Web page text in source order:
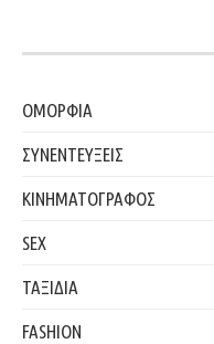
ΟΜΟΡΦΙΑ
ΣΥΝΕΝΤΕΥΞΕΙΣ
ΚΙΝΗΜΑΤΟΓΡΑΦΟΣ
SEX
ΤΑΞΙΔΙΑ
FASHION